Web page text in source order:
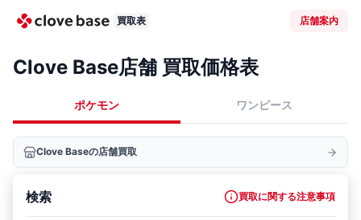
買取表 店舗案内
Clove Base店舗 買取価格表
ポケモン ワンピース
Clove Baseの店舗買取
検索 買取に関する注意事項